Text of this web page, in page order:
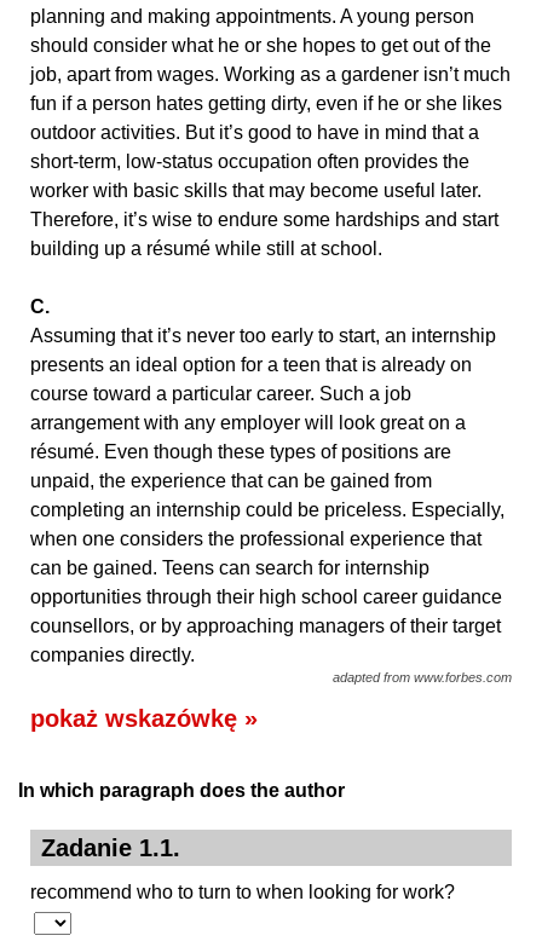
planning and making appointments. A young person
should consider what he or she hopes to get out of the
job, apart from wages. Working as a gardener isn’t much
fun if a person hates getting dirty, even if he or she likes
outdoor activities. But it’s good to have in mind that a
short-term, low-status occupation often provides the
worker with basic skills that may become useful later.
Therefore, it’s wise to endure some hardships and start
building up a résumé while still at school.
C.
Assuming that it’s never too early to start, an internship
presents an ideal option for a teen that is already on
course toward a particular career. Such a job
arrangement with any employer will look great on a
résumé. Even though these types of positions are
unpaid, the experience that can be gained from
completing an internship could be priceless. Especially,
when one considers the professional experience that
can be gained. Teens can search for internship
opportunities through their high school career guidance
counsellors, or by approaching managers of their target
companies directly.
adapted from www.forbes.com
pokaż wskazówkę »
In which paragraph does the author
Zadanie 1.1.
recommend who to turn to when looking for work?